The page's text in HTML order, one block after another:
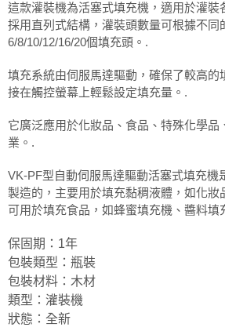
這款灌裝機為活塞式填充機，適用於灌裝
採用直列式結構，灌裝頭數量可根據不同
6/8/10/12/16/20個填充頭。.
填充系統由伺服馬達驅動，確保了較高的
接在觸控螢幕上輕鬆設定填充量。.
它廣泛應用於化妝品、食品、特殊化學品
業。.
VK-PF型自動伺服馬達驅動活塞式填充機
製造的，主要用於填充黏稠液體，如化妝
可用於填充食品，如蜂蜜填充機、醬料填
保固期：1年
包裝類型：瓶裝
包裝材料：木材
類型：灌裝機
狀態：全新